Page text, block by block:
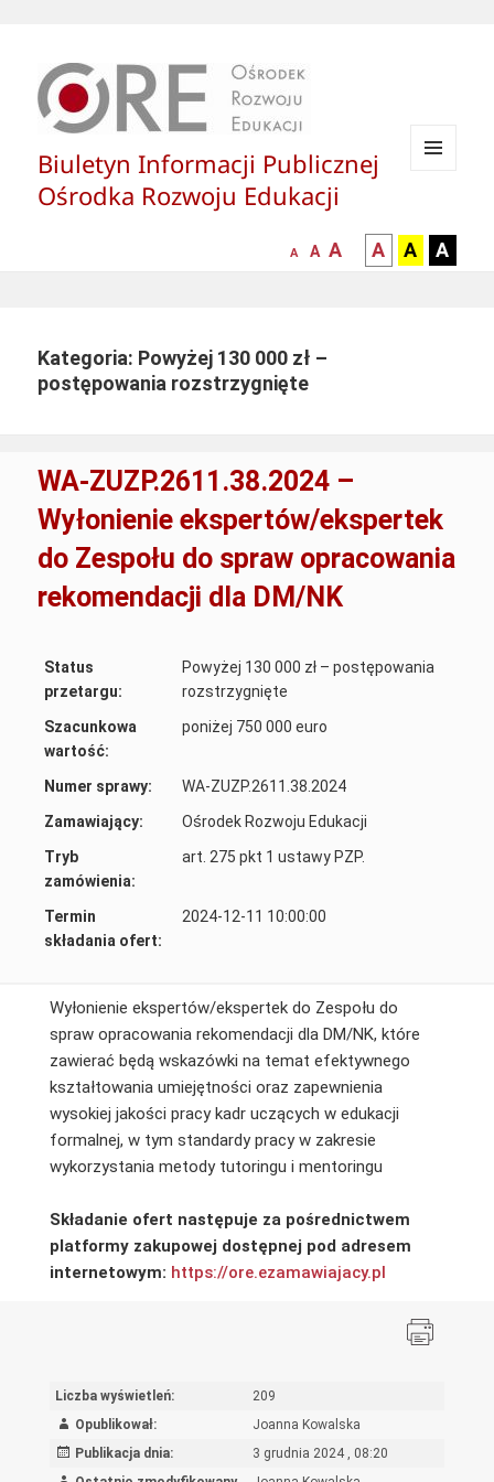
Biuletyn Informacji Publicznej
Ośrodka Rozwoju Edukacji
mniejsza
A
normalna
A
większa-
czcionka
A
kontrast
czarny
A
kontrast
czarny
A
żółty
A
Kategoria: Powyżej 130 000 zł –
postępowania rozstrzygnięte
WA-ZUZP.2611.38.2024 –
Wyłonienie ekspertów/ekspertek
do Zespołu do spraw opracowania
rekomendacji dla DM/NK
Status
przetargu:
Powyżej 130 000 zł – postępowania
rozstrzygnięte
Szacunkowa
wartość:
poniżej 750 000 euro
Numer sprawy:
WA-ZUZP.2611.38.2024
Zamawiający:
Ośrodek Rozwoju Edukacji
Tryb
zamówienia:
art. 275 pkt 1 ustawy PZP.
Termin
składania ofert:
2024-12-11 10:00:00
Wyłonienie ekspertów/ekspertek do Zespołu do
spraw opracowania rekomendacji dla DM/NK, które
zawierać będą wskazówki na temat efektywnego
kształtowania umiejętności oraz zapewnienia
wysokiej jakości pracy kadr uczących w edukacji
formalnej, w tym standardy pracy w zakresie
wykorzystania metody tutoringu i mentoringu
Składanie ofert następuje za pośrednictwem
platformy zakupowej dostępnej pod adresem
internetowym: https://ore.ezamawiajacy.pl
Liczba wyświetleń:
209
Opublikował:
Joanna Kowalska
Publikacja dnia:
3 grudnia 2024 , 08:20